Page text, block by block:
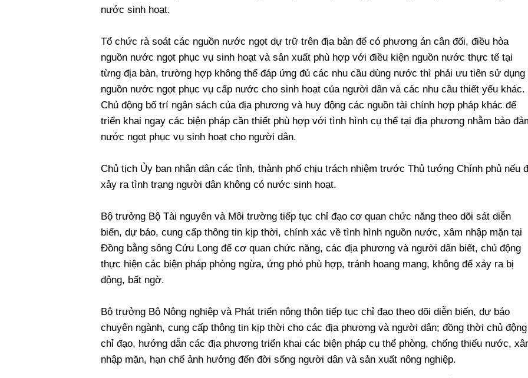
nước sinh hoạt.
Tổ chức rà soát các nguồn nước ngọt dự trữ trên địa bàn để có phương án cân đối, điều hòa
nguồn nước ngọt phục vụ sinh hoạt và sản xuất phù hợp với điều kiện nguồn nước thực tế tại
từng địa bàn, trường hợp không thể đáp ứng đủ các nhu cầu dùng nước thì phải ưu tiên sử dụng
nguồn nước ngọt phục vụ cấp nước cho sinh hoạt của người dân và các nhu cầu thiết yếu khác.
Chủ động bố trí ngân sách của địa phương và huy động các nguồn tài chính hợp pháp khác để
triển khai ngay các biện pháp cần thiết phù hợp với tình hình cụ thể tại địa phương nhằm bảo
nước ngọt phục vụ sinh hoạt cho người dân.
Chủ tịch Ủy ban nhân dân các tỉnh, thành phố chịu trách nhiệm trước Thủ tướng Chính phủ nếu
xảy ra tình trạng người dân không có nước sinh hoạt.
Bộ trưởng Bộ Tài nguyên và Môi trường tiếp tục chỉ đạo cơ quan chức năng theo dõi sát diễn
biến, dự báo, cung cấp thông tin kịp thời, chính xác về tình hình nguồn nước, xâm nhập mặn tại
Đồng bằng sông Cửu Long để cơ quan chức năng, các địa phương và người dân biết, chủ động
thực hiện các biện pháp phòng ngừa, ứng phó phù hợp, tránh hoang mang, không để xảy ra bị
động, bất ngờ.
Bộ trưởng Bộ Nông nghiệp và Phát triển nông thôn tiếp tục chỉ đạo theo dõi diễn biến, dự báo
chuyên ngành, cung cấp thông tin kịp thời cho các địa phương và người dân; đồng thời chủ động
chỉ đạo, hướng dẫn các địa phương triển khai các biện pháp cụ thể phòng, chống thiếu nước,
nhập mặn, hạn chế ảnh hưởng đến đời sống người dân và sản xuất nông nghiệp.